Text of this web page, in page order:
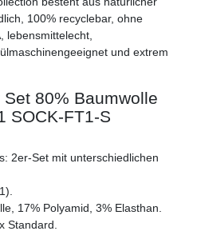
100% recyclebar, ohne
lebensmittelecht,
und extrem
80% Baumwolle
SOCK-FT1-S
2er-Set mit unterschiedlichen
17% Polyamid, 3% Elasthan.
Standard.